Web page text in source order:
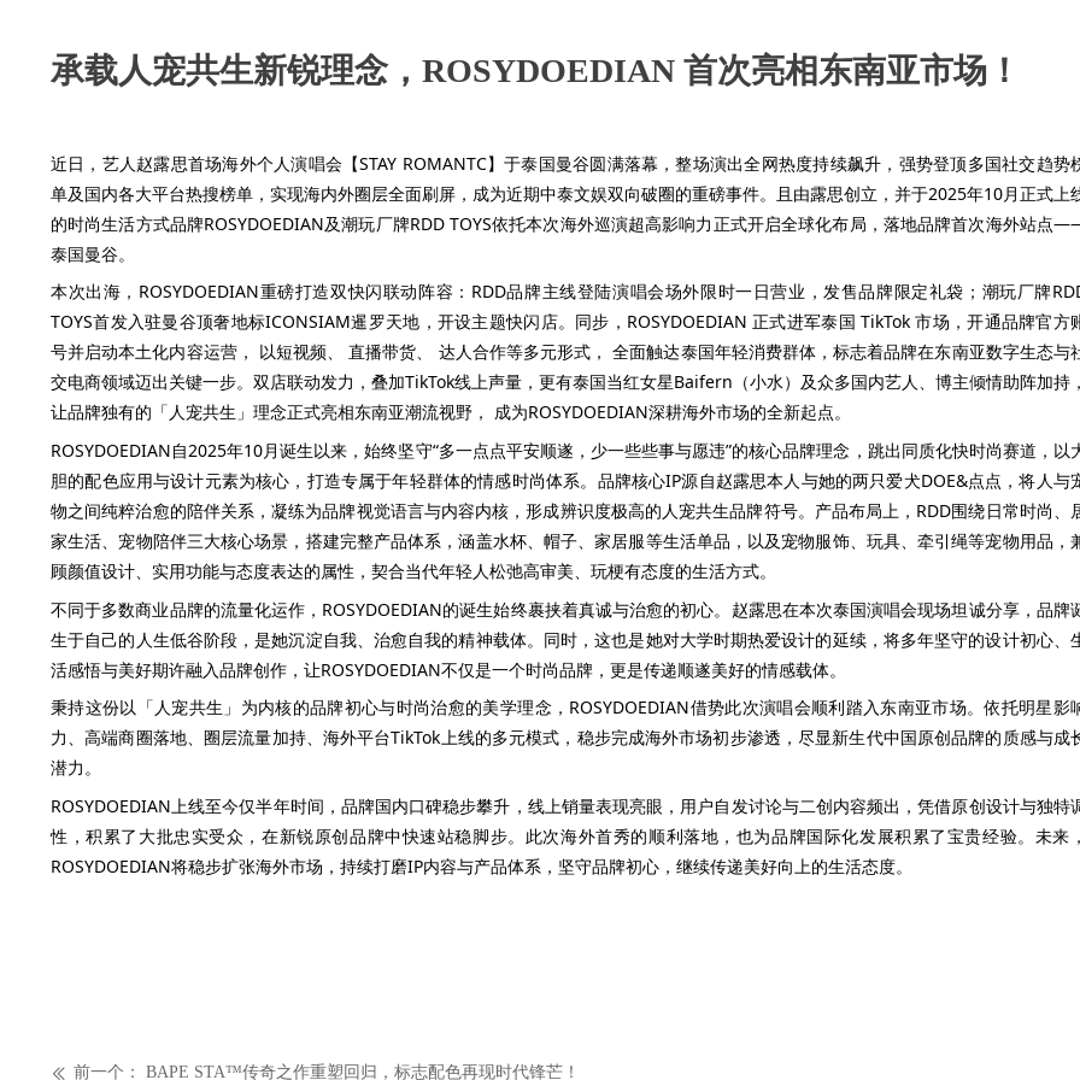
承载人宠共生新锐理念，ROSYDOEDIAN 首次亮相东南亚市场！
近日，艺人赵露思首场海外个人演唱会【STAY ROMANTC】于泰国曼谷圆满落幕，整场演出全网热度持续飙升，强势登顶多国社交趋势
单及国内各大平台热搜榜单，实现海内外圈层全面刷屏，成为近期中泰文娱双向破圈的重磅事件。且由露思创立，并于2025年10月正式上
的时尚生活方式品牌ROSYDOEDIAN及潮玩厂牌RDD TOYS依托本次海外巡演超高影响力正式开启全球化布局，落地品牌首次海外站点
泰国曼谷。
本次出海，ROSYDOEDIAN重磅打造双快闪联动阵容：RDD品牌主线登陆演唱会场外限时一日营业，发售品牌限定礼袋；潮玩厂牌
TOYS首发入驻曼谷顶奢地标ICONSIAM暹罗天地，开设主题快闪店。同步，ROSYDOEDIAN 正式进军泰国 TikTok 市场，开通品牌官方
号并启动本土化内容运营， 以短视频、 直播带货、 达人合作等多元形式， 全面触达泰国年轻消费群体，标志着品牌在东南亚数字生态与
交电商领域迈出关键一步。双店联动发力，叠加TikTok线上声量，更有泰国当红女星Baifern（小水）及众多国内艺人、博主倾情助阵加持，
让品牌独有的「人宠共生」理念正式亮相东南亚潮流视野， 成为ROSYDOEDIAN深耕海外市场的全新起点。
ROSYDOEDIAN自2025年10月诞生以来，始终坚守“多一点点平安顺遂，少一些些事与愿违”的核心品牌理念，跳出同质化快时尚赛道，以
胆的配色应用与设计元素为核心，打造专属于年轻群体的情感时尚体系。品牌核心IP源自赵露思本人与她的两只爱犬DOE&点点，将人与
物之间纯粹治愈的陪伴关系，凝练为品牌视觉语言与内容内核，形成辨识度极高的人宠共生品牌符号。产品布局上，RDD围绕日常时尚、
家生活、宠物陪伴三大核心场景，搭建完整产品体系，涵盖水杯、帽子、家居服等生活单品，以及宠物服饰、玩具、牵引绳等宠物用品，
顾颜值设计、实用功能与态度表达的属性，契合当代年轻人松弛高审美、玩梗有态度的生活方式。
不同于多数商业品牌的流量化运作，ROSYDOEDIAN的诞生始终裹挟着真诚与治愈的初心。赵露思在本次泰国演唱会现场坦诚分享，品牌
生于自己的人生低谷阶段，是她沉淀自我、治愈自我的精神载体。同时，这也是她对大学时期热爱设计的延续，将多年坚守的设计初心、
活感悟与美好期许融入品牌创作，让ROSYDOEDIAN不仅是一个时尚品牌，更是传递顺遂美好的情感载体。
秉持这份以「人宠共生」为内核的品牌初心与时尚治愈的美学理念，ROSYDOEDIAN借势此次演唱会顺利踏入东南亚市场。依托明星影
力、高端商圈落地、圈层流量加持、海外平台TikTok上线的多元模式，稳步完成海外市场初步渗透，尽显新生代中国原创品牌的质感与成
潜力。
ROSYDOEDIAN上线至今仅半年时间，品牌国内口碑稳步攀升，线上销量表现亮眼，用户自发讨论与二创内容频出，凭借原创设计与独特
性，积累了大批忠实受众，在新锐原创品牌中快速站稳脚步。此次海外首秀的顺利落地，也为品牌国际化发展积累了宝贵经验。未来，
ROSYDOEDIAN将稳步扩张海外市场，持续打磨IP内容与产品体系，坚守品牌初心，继续传递美好向上的生活态度。
ꅃ 前一个： BAPE STA™传奇之作重塑回归，标志配色再现时代锋芒！